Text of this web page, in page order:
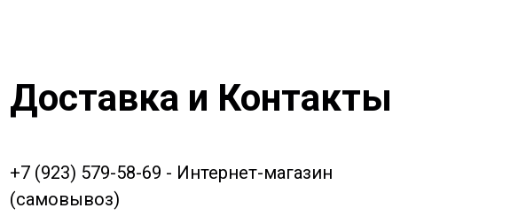
Доставка и Контакты
+7 (923) 579-58-69 - Интернет-магазин
(самовывоз)